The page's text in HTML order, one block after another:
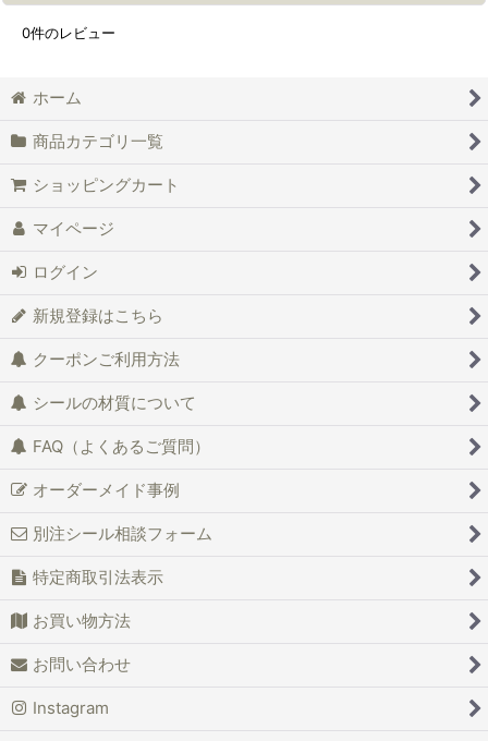
0件のレビュー
ホーム
商品カテゴリ一覧
ショッピングカート
マイページ
ログイン
新規登録はこちら
クーポンご利用方法
シールの材質について
FAQ（よくあるご質問）
オーダーメイド事例
別注シール相談フォーム
特定商取引法表示
お買い物方法
お問い合わせ
Instagram